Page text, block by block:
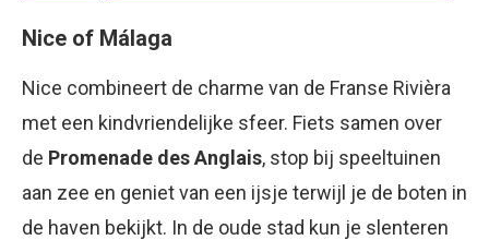
Nice of Málaga
Nice combineert de charme van de Franse Rivièra
met een kindvriendelijke sfeer. Fiets samen over
de Promenade des Anglais, stop bij speeltuinen
aan zee en geniet van een ijsje terwijl je de boten in
de haven bekijkt. In de oude stad kun je slenteren